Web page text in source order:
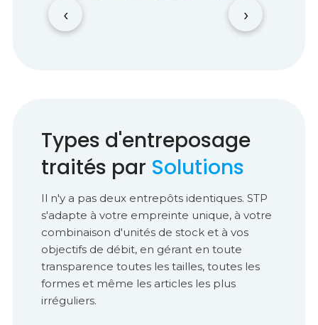
‹ ›
Types d'entreposage
traités par Solutions
Il n'y a pas deux entrepôts identiques. STP
s'adapte à votre empreinte unique, à votre
combinaison d'unités de stock et à vos
objectifs de débit, en gérant en toute
transparence toutes les tailles, toutes les
formes et même les articles les plus
irréguliers.